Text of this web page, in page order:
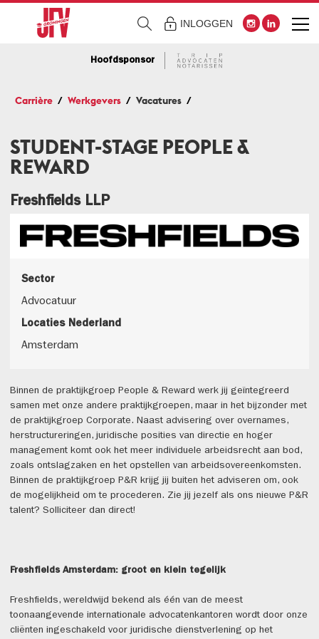
INLOGGEN
Hoofdsponsor
Carrière Werkgevers Vacatures
STUDENT-STAGE PEOPLE &
REWARD
Freshfields LLP
Sector
Advocatuur
Locaties Nederland
Amsterdam
Binnen de praktijkgroep People & Reward werk jij geïntegreerd
samen met onze andere praktijkgroepen, maar in het bijzonder met
de praktijkgroep Corporate. Naast advisering over overnames,
herstructureringen, juridische posities van directie en hoger
management komt ook het meer individuele arbeidsrecht aan bod,
zoals ontslagzaken en het opstellen van arbeidsovereenkomsten.
Binnen de praktijkgroep P&R krijg jij buiten het adviseren om, ook
de mogelijkheid om te procederen. Zie jij jezelf als ons nieuwe P&R
talent? Solliciteer dan direct!
Freshfields Amsterdam: groot en klein tegelijk
Freshfields, wereldwijd bekend als één van de meest
toonaangevende internationale advocatenkantoren wordt door onze
cliënten ingeschakeld voor juridische dienstverlening op het